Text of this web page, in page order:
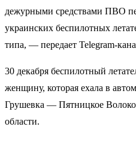
дежурными средствами ПВО
украинских беспилотных
типа, — передает Telegram-
30 декабря беспилотный
женщину, которая ехала в
Грушевка — Пятницкое
области.